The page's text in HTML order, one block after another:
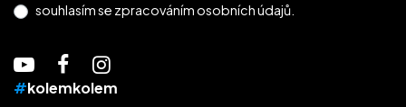
souhlasím se zpracováním osobních údajů.
#kolemkolem